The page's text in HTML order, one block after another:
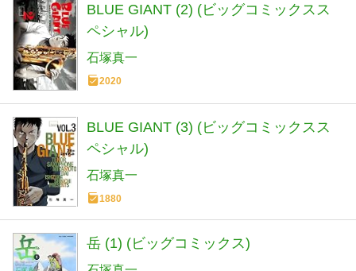
BLUE GIANT (2) (ビッグコミックスス
ペシャル)
石塚真一
2020
BLUE GIANT (3) (ビッグコミックスス
ペシャル)
石塚真一
1880
岳 (1) (ビッグコミックス)